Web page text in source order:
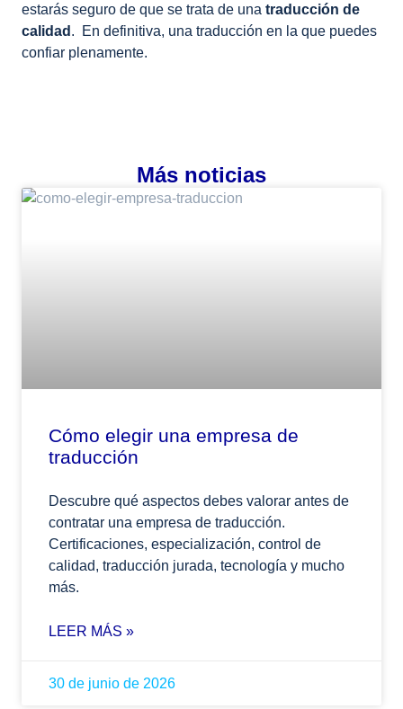
estarás seguro de que se trata de una traducción de
calidad . En definitiva, una traducción en la que puedes
confiar plenamente.
Más noticias
Cómo elegir una empresa de
traducción
Descubre qué aspectos debes valorar antes de
contratar una empresa de traducción.
Certificaciones, especialización, control de
calidad, traducción jurada, tecnología y mucho
más.
LEER MÁS »
30 de junio de 2026